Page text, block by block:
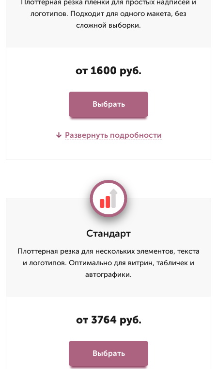
Плоттерная резка пленки для простых надписей и
логотипов. Подходит для одного макета, без
сложной выборки.
от 1600 руб.
Выбрать
Развернуть подробности
Стандарт
Плоттерная резка для нескольких элементов, текста
и логотипов. Оптимально для витрин, табличек и
автографики.
от 3764 руб.
Выбрать